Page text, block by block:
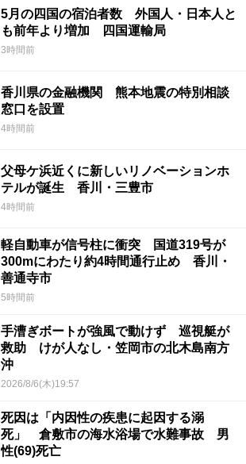
5月の四国の宿泊者数 外国人・日本人と
も前年より増加 四国運輸局
3時間前
香川県の金融機関 熊本地震の特別相談
窓口を設置
4時間前
父母ケ浜近くに新しいリノベーションホ
テルが誕生 香川・三豊市
4時間前
軽自動車が信号柱に衝突 国道319号が
300mにわたり約4時間通行止め 香川・
善通寺市
5時間前
手漕ぎボートが強風で動けず 巡視艇が
救助 けが人なし・笠岡市の北木島南方
沖
2026/8/6(木)19:57
死因は「内因性の疾患に起因する溺
死」 倉敷市の海水浴場で水難事故 男
性(69)死亡